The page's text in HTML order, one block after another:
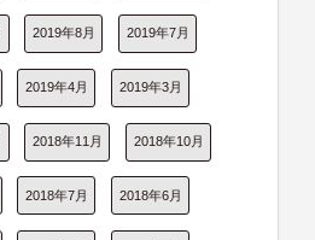
2019年8月 2019年7月
2019年4月 2019年3月
2018年11月 2018年10月
2018年7月 2018年6月